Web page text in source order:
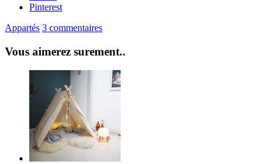
Pinterest
Appartés 3 commentaires
Vous aimerez surement..